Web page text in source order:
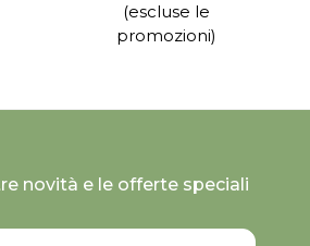
(escluse le
promozioni)
novità e le offerte speciali